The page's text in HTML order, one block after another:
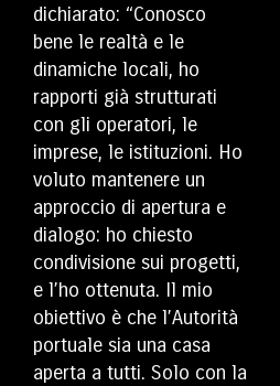
dichiarato: “Conosco
bene le realtà e le
dinamiche locali, ho
rapporti già strutturati
con gli operatori, le
imprese, le istituzioni. Ho
voluto mantenere un
approccio di apertura e
dialogo: ho chiesto
condivisione sui progetti,
e l’ho ottenuta. Il mio
obiettivo è che l’Autorità
portuale sia una casa
aperta a tutti. Solo con la